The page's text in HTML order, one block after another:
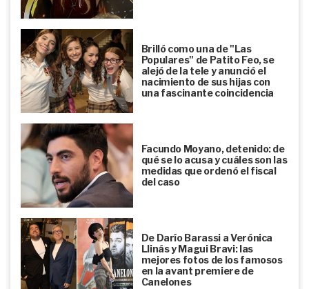
Brilló como una de "Las
Populares" de Patito Feo, se
alejó de la tele y anunció el
nacimiento de sus hijas con
una fascinante coincidencia
Facundo Moyano, detenido: de
qué se lo acusa y cuáles son las
medidas que ordenó el fiscal
del caso
De Darío Barassi a Verónica
Llinás y Magui Bravi: las
mejores fotos de los famosos
en la avant premiere de
Canelones